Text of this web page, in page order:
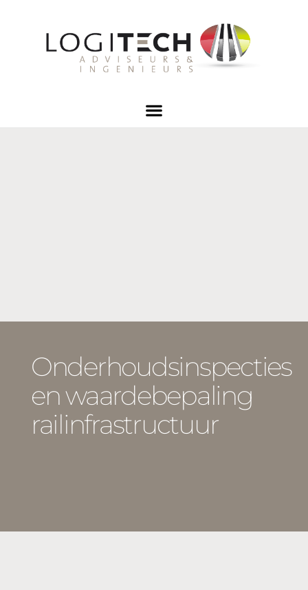
Onderhoudsinspecties
en waardebepaling
railinfrastructuur